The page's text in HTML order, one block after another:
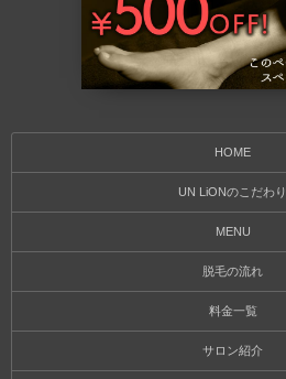
HOME
UN LiONのこだわり
MENU
脱毛の流れ
料金一覧
サロン紹介